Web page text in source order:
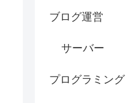
ブログ運営
サーバー
プログラミング